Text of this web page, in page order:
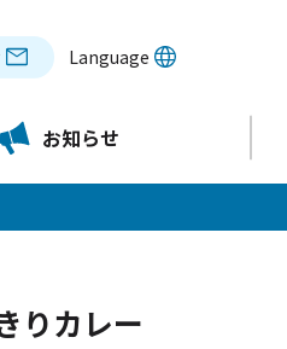
Language
お知らせ
りカレー